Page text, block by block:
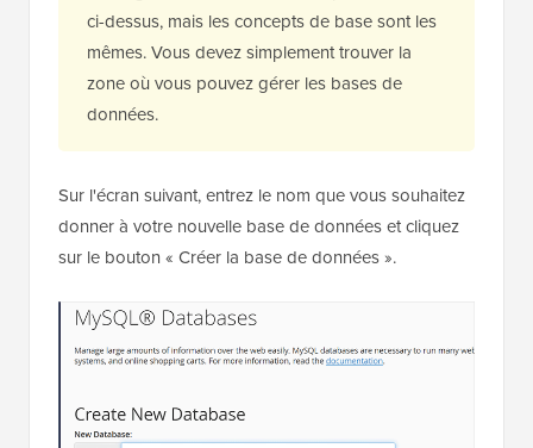
ci-dessus, mais les concepts de base sont les
mêmes. Vous devez simplement trouver la
zone où vous pouvez gérer les bases de
données.
Sur l'écran suivant, entrez le nom que vous souhaitez
donner à votre nouvelle base de données et cliquez
sur le bouton « Créer la base de données ».